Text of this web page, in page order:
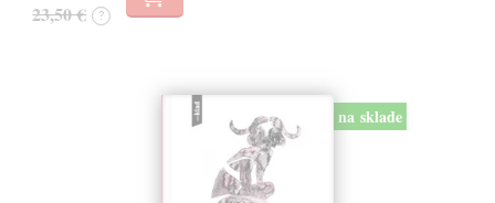
23,50 € ?
na sklade